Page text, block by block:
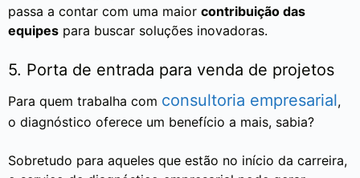
passa a contar com uma maior contribuição das
equipes para buscar soluções inovadoras.
5. Porta de entrada para venda de projetos
Para quem trabalha com consultoria empresarial,
o diagnóstico oferece um benefício a mais, sabia?
Sobretudo para aqueles que estão no início da carreira,